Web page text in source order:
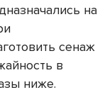
на
сенаж
в
ниже.